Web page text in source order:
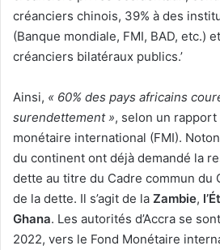
créanciers chinois, 39% à des
(Banque mondiale, FMI, BAD, etc.)
créanciers bilatéraux publics.’
Ainsi, « 60% des pays africains
surendettement », selon un
monétaire international (FMI).
du continent ont déjà demandé la
dette au titre du Cadre commun du
de la dette. Il s’agit de la Zambie,
Ghana. Les autorités d’Accra se
2022, vers le Fond Monétaire